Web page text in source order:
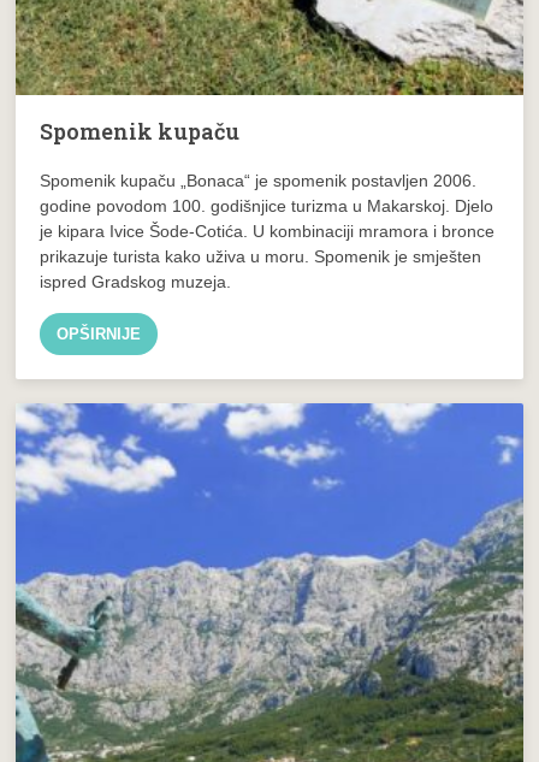
Spomenik kupaču
Spomenik kupaču „Bonaca“ je spomenik postavljen 2006.
godine povodom 100. godišnjice turizma u Makarskoj. Djelo
je kipara Ivice Šode-Cotića. U kombinaciji mramora i bronce
prikazuje turista kako uživa u moru. Spomenik je smješten
ispred Gradskog muzeja.
OPŠIRNIJE